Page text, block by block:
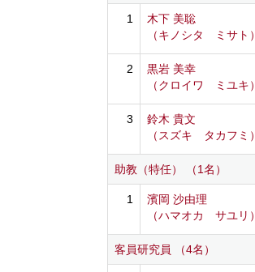
1
木下 美聡
（キノシタ ミサト）
2
黒岩 美幸
（クロイワ ミユキ）
3
鈴木 貴文
（スズキ タカフミ）
助教（特任） （1名）
1
濱岡 沙由理
（ハマオカ サユリ）
客員研究員 （4名）